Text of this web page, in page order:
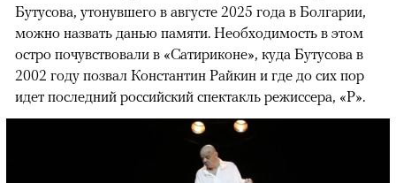
Бутусова, утонувшего в августе 2025 года в Болгарии,
можно назвать данью памяти. Необходимость в этом
остро почувствовали в «Сатириконе», куда Бутусова в
2002 году позвал Константин Райкин и где до сих пор
идет последний российский спектакль режиссера, «Р».